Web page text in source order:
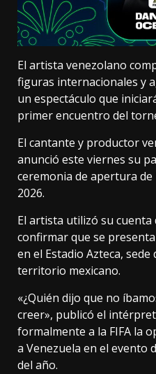
El artista venezolano
figuras internacionales y
un espectáculo que
primer encuentro del
El cantante y productor
anunció este viernes su
ceremonia de apertura de
2026.
El artista utilizó su
confirmar que se
en el Estadio Azteca,
territorio mexicano.
«¿Quién dijo que no
creer», publicó el
formalmente a la FIFA la
a Venezuela en el
del año.